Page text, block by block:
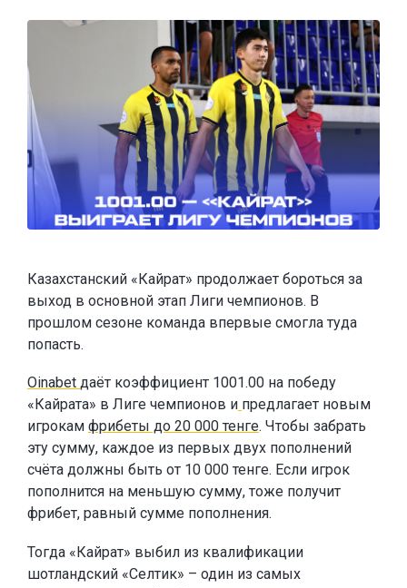
Казахстанский «Кайрат» продолжает бороться за
выход в основной этап Лиги чемпионов. В
прошлом сезоне команда впервые смогла туда
попасть.
Oinabet даёт коэффициент 1001.00 на победу
«Кайрата» в Лиге чемпионов и предлагает новым
игрокам фрибеты до 20 000 тенге. Чтобы забрать
эту сумму, каждое из первых двух пополнений
счёта должны быть от 10 000 тенге. Если игрок
пополнится на меньшую сумму, тоже получит
фрибет, равный сумме пополнения.
Тогда «Кайрат» выбил из квалификации
шотландский «Селтик» – один из самых